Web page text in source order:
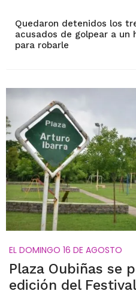
Quedaron detenidos los
acusados de golpear a un
para robarle
EL DOMINGO 16 DE AGOSTO
Plaza Oubiñas se
edición del